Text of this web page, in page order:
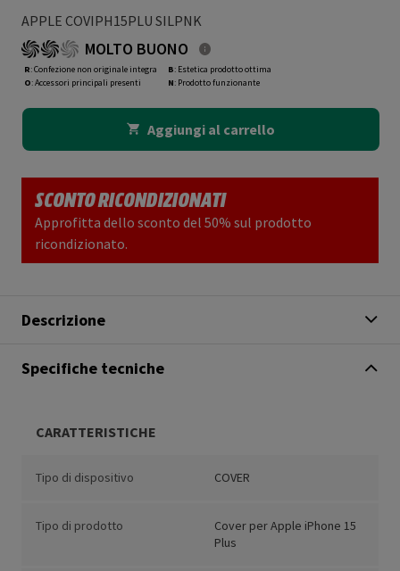
APPLE COVIPH15PLU SILPNK
MOLTO BUONO
R: Confezione non originale integra
O: Accessori principali presenti
B: Estetica prodotto ottima
N: Prodotto funzionante
Aggiungi al carrello
SCONTO RICONDIZIONATI
Approfitta dello sconto del 50% sul prodotto
ricondizionato.
Descrizione
Specifiche tecniche
CARATTERISTICHE
Tipo di dispositivo COVER
Tipo di prodotto
Cover per Apple iPhone 15
Plus